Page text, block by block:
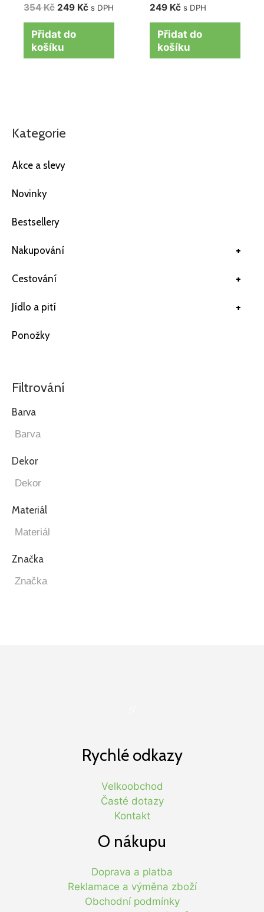
Kategorie
Akce a slevy
Novinky
Bestsellery
+
Nakupování
+
Cestování
+
Jídlo a pití
Ponožky
Filtrování
Barva
Dekor
Materiál
Značka
354Kč 249 Kč s DPH
Přidat do
košíku
249 Kč s DPH
Přidat do
košíku
Rychlé odkazy
Velkoobchod
Časté dotazy
Kontakt
O nákupu
Doprava a platba
Reklamace a výměna zboží
Obchodní podmínky